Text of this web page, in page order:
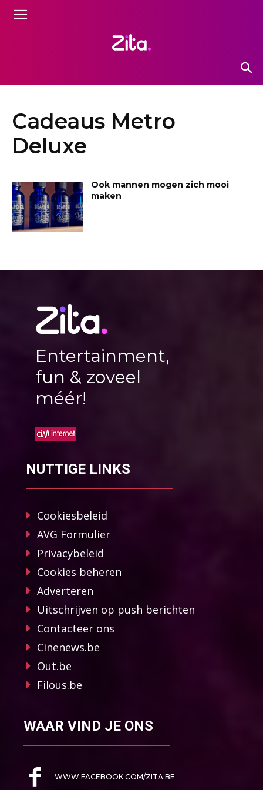
Cadeaus Metro
Deluxe
Ook mannen mogen zich mooi
maken
Entertainment,
fun & zoveel
méér!
NUTTIGE LINKS
Cookiesbeleid
AVG Formulier
Privacybeleid
Cookies beheren
Adverteren
Uitschrijven op push berichten
Contacteer ons
Cinenews.be
Out.be
Filous.be
WAAR VIND JE ONS
WWW.FACEBOOK.COM/ZITA.BE